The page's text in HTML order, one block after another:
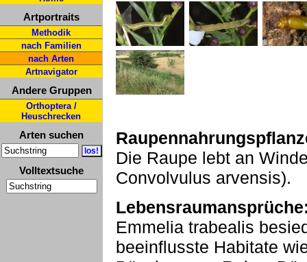
Artportraits
Methodik
nach Familien
nach Arten
Artnavigator
Andere Gruppen
Orthoptera /
Heuschrecken
Arten suchen
Volltextsuche
Die Raupe lebt an
Convolvulus arvensis).
Emmelia trabealis
beeinflusste Habitate